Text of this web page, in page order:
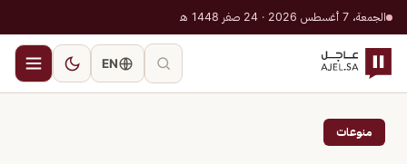
الجمعة، 7 أغسطس 2026 · 24 صفر 1448 هـ
EN
منوعات